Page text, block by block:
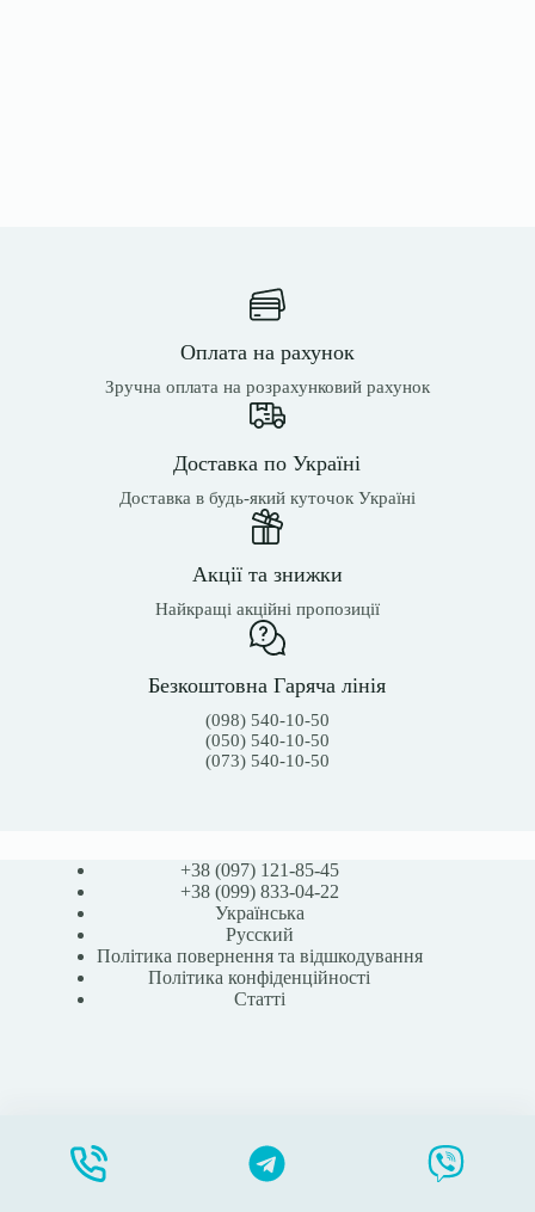
Оплата на рахунок
Зручна оплата на розрахунковий рахунок
Доставка по Україні
Доставка в будь-який куточок Україні
Акції та знижки
Найкращі акційні пропозиції
Безкоштовна Гаряча лінія
(098) 540-10-50
(050) 540-10-50
(073) 540-10-50
+38 (097) 121-85-45
+38 (099) 833-04-22
Українська
Русский
Політика повернення та відшкодування
Політика конфіденційності
Статті
786,00₴
Додати в кошик